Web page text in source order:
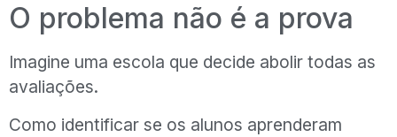
O problema não é a prova
Imagine uma escola que decide abolir todas as
avaliações.
Como identificar se os alunos aprenderam